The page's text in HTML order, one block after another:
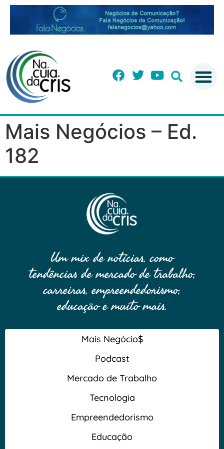
Mais Negócios – Ed.
182
Um mix de notícias, como
tendências de mercado de trabalho,
carreiras, empreendedorismo,
educação e muito mais.
Mais Negócio$
Podcast
Mercado de Trabalho
Tecnologia
Empreendedorismo
Educação